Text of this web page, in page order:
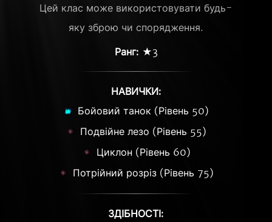
Цей клас може використовувати будь-
яку зброю чи спорядження.
Ранг: ★3
НАВИЧКИ:
Бойовий танок (Рівень 50)
Подвійне лезо (Рівень 55)
Циклон (Рівень 60)
Потрійний розріз (Рівень 75)
ЗДІБНОСТІ: